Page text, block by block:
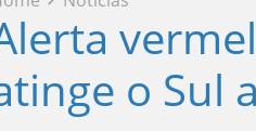
o Sul